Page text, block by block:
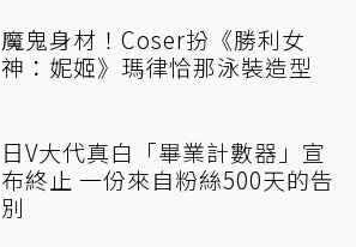
魔鬼身材！Coser扮《勝利女
神：妮姬》瑪律恰那泳裝造型
日V大代真白「畢業計數器」宣
布終止 一份來自粉絲500天的告
別